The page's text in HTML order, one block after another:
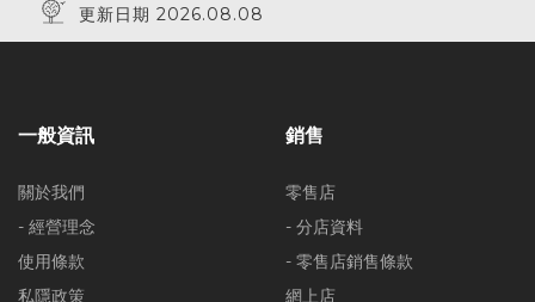
更新日期 2026.08.08
一般資訊
關於我們
- 經營理念
使用條款
私隱政策
銷售
零售店
- 分店資料
- 零售店銷售條款
網上店